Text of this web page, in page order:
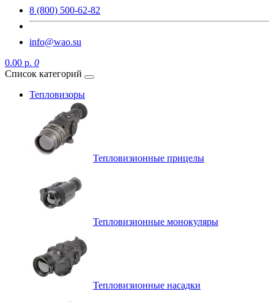
8 (800) 500-62-82
info@wao.su
0.00 р. 0
Список категорий
Тепловизоры
Тепловизионные прицелы
Тепловизионные монокуляры
Тепловизионные насадки